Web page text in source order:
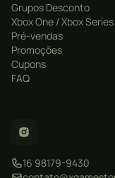
Grupos Desconto
Xbox One / Xbox Series
Pré-vendas
Promoções
Cupons
FAQ
16 98179-9430